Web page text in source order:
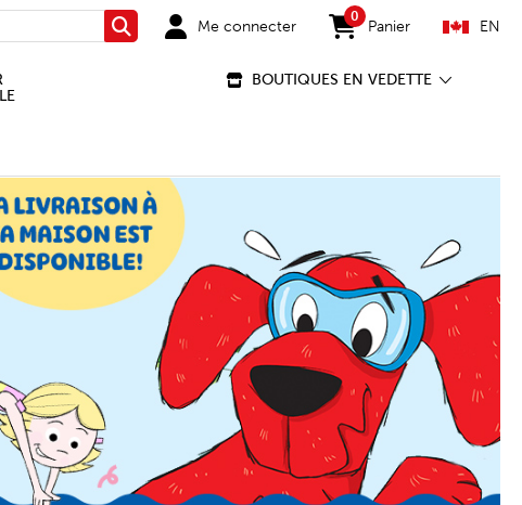
RechercherMe connecter
0
items in cart
Panier EN
BOUTIQUES EN VEDETTE